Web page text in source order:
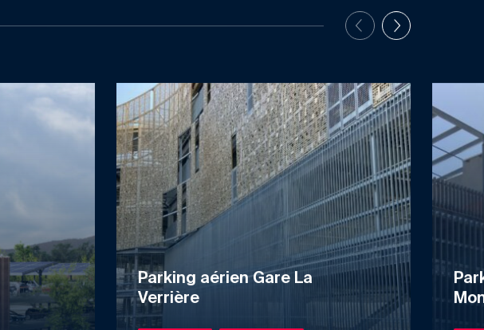
Parking aérien Gare La
Verrière